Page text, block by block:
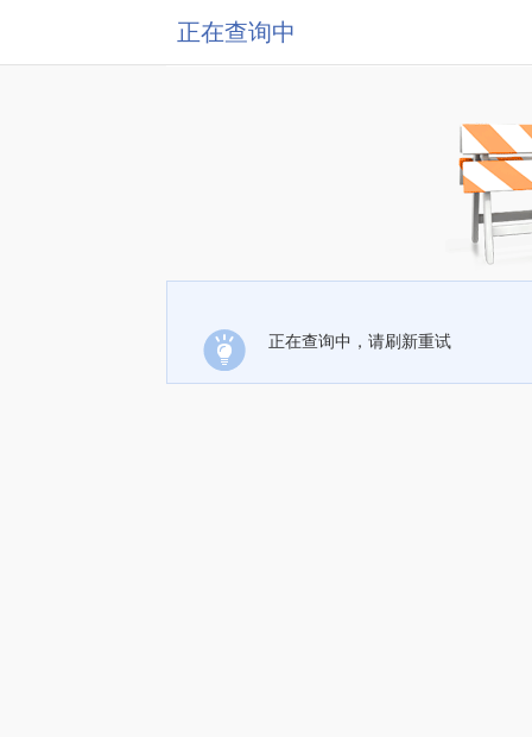
正在查询中
正在查询中，请刷新重试